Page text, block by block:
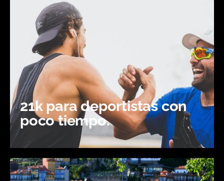
21k para deportistas con
poco tiempo.